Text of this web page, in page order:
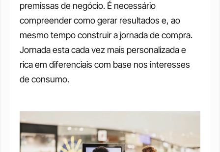
premissas de negócio. É necessário
compreender como gerar resultados e, ao
mesmo tempo construir a jornada de compra.
Jornada esta cada vez mais personalizada e
rica em diferenciais com base nos interesses
de consumo.